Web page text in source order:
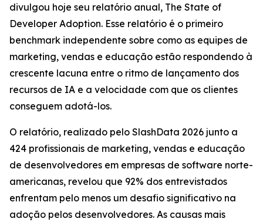
divulgou hoje seu relatório anual, The State of
Developer Adoption. Esse relatório é o primeiro
benchmark independente sobre como as equipes de
marketing, vendas e educação estão respondendo à
crescente lacuna entre o ritmo de lançamento dos
recursos de IA e a velocidade com que os clientes
conseguem adotá-los.
O relatório, realizado pelo SlashData 2026 junto a
424 profissionais de marketing, vendas e educação
de desenvolvedores em empresas de software norte-
americanas, revelou que 92% dos entrevistados
enfrentam pelo menos um desafio significativo na
adoção pelos desenvolvedores. As causas mais